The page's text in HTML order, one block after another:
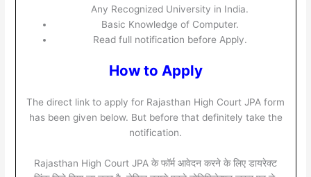
Any Recognized University in India.
Basic Knowledge of Computer.
Read full notification before Apply.
How to Apply
The direct link to apply for Rajasthan High Court JPA form
has been given below. But before that definitely take the
notification.
Rajasthan High Court JPA के फॉर्म आवेदन करने के लिए डायरेक्ट